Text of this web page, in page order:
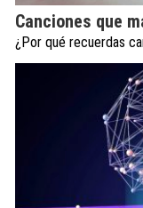
Canciones que
¿Por qué recuerdas